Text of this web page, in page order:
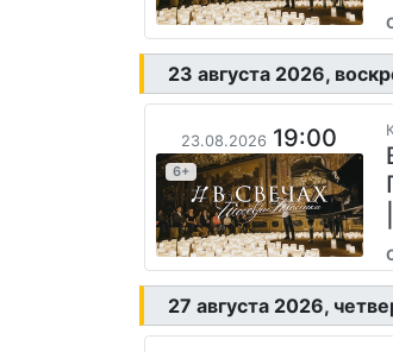
23 августа 2026,
23.08.2026 19:00
6+
27 августа 2026,